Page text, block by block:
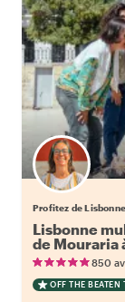
Profitez de
Lisbonne
de Mouraria
850
OFF THE BEATEN